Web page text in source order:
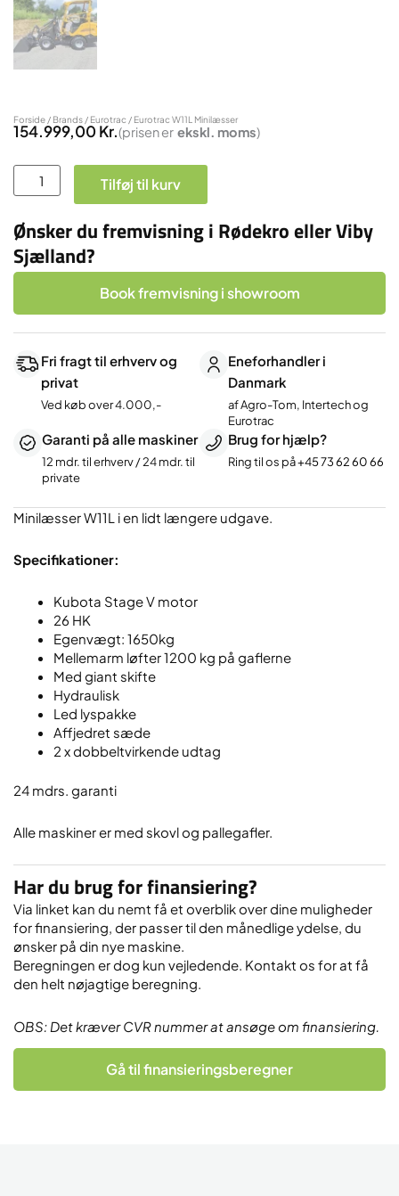
Forside / Brands / Eurotrac / Eurotrac W11L Minilæsser
154.999,00Kr.(prisen er ekskl. moms)
Eurotrac
W11L
antal
Tilføj til kurv
Ønsker du fremvisning i Rødekro eller Viby
Sjælland?
Book fremvisning i showroom
Fri fragt til erhverv og
privat
Ved køb over 4.000,-
Eneforhandler i
Danmark
af Agro-Tom, Intertech og
Eurotrac
Garanti på alle maskiner
12 mdr. til erhverv / 24 mdr. til
private
Brug for hjælp?
Ring til os på+45 73 62 60 66
Minilæsser W11L i en lidt længere udgave.
Specifikationer:
Kubota Stage V motor
26 HK
Egenvægt: 1650kg
Mellemarm løfter 1200 kg på gaflerne
Med giant skifte
Hydraulisk
Led lyspakke
Affjedret sæde
2 x dobbeltvirkende udtag
24 mdrs. garanti
Alle maskiner er med skovl og pallegafler.
Har du brug for finansiering?
Via linket kan du nemt få et overblik over dine muligheder
for finansiering, der passer til den månedlige ydelse, du
ønsker på din nye maskine.
Beregningen er dog kun vejledende. Kontakt os for at få
den helt nøjagtige beregning.
OBS: Det kræver CVR nummer at ansøge om finansiering.
Gå til finansieringsberegner